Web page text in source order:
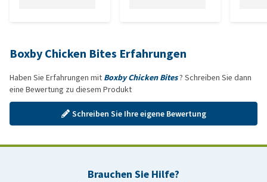
Boxby Chicken Bites Erfahrungen
Haben Sie Erfahrungen mit Boxby Chicken Bites? Schreiben Sie dann
eine Bewertung zu diesem Produkt
Schreiben Sie Ihre eigene Bewertung
Brauchen Sie Hilfe?